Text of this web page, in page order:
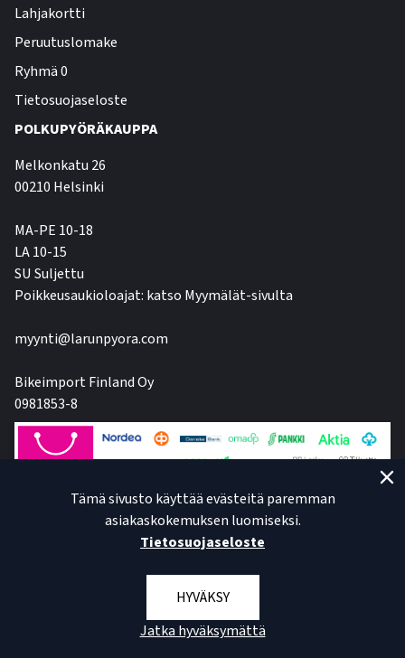
Lahjakortti
Peruutuslomake
Ryhmä 0
Tietosuojaseloste
POLKUPYÖRÄKAUPPA
Melkonkatu 26
00210 Helsinki
MA-PE 10-18
LA 10-15
SU Suljettu
Poikkeusaukioloajat: katso Myymälät-sivulta
myynti@larunpyora.com
Bikeimport Finland Oy
0981853-8
Tämä sivusto käyttää evästeitä paremman
asiakaskokemuksen luomiseksi.
Tietosuojaseloste
HYVÄKSY
Jatka hyväksymättä